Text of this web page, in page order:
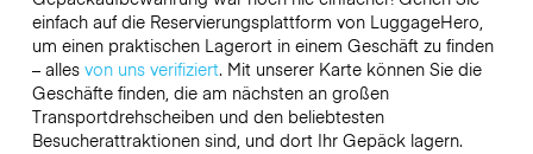
einfach auf die Reservierungsplattform von LuggageHero,
um einen praktischen Lagerort in einem Geschäft zu finden
– alles von uns verifiziert. Mit unserer Karte können Sie die
Geschäfte finden, die am nächsten an großen
Transportdrehscheiben und den beliebtesten
Besucherattraktionen sind, und dort Ihr Gepäck lagern.